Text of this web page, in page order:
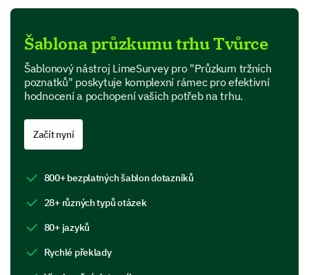
Price
Customer Service
Brand Reputation
Convenience
have used in the past year.
Product/Service A
Šablona průzkumu trhu Tvůrce
Šablonový nástroj LimeSurvey pro "Průzkum tržních
poznatků" poskytuje komplexní rámec pro efektivní
hodnocení a pochopení vašich potřeb na trhu.
Začít nyní
800+ bezplatných šablon dotazníků
28+ různých typů otázek
80+ jazyků
Rychlé překlady